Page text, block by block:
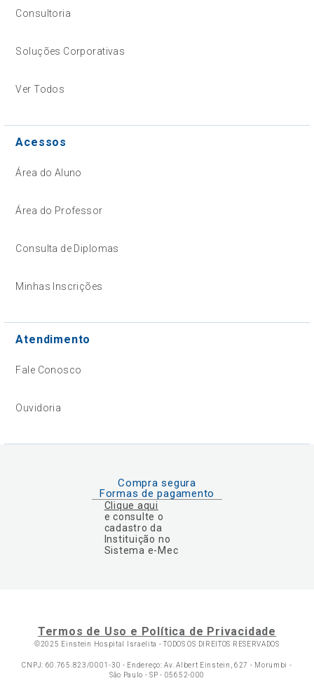
Consultoria
Soluções Corporativas
Ver Todos
Acessos
Área do Aluno
Área do Professor
Consulta de Diplomas
Minhas Inscrições
Atendimento
Fale Conosco
Ouvidoria
Compra segura
Formas de pagamento
Clique aqui
e consulte o
cadastro da
Instituição no
Sistema e-Mec
Termos de Uso e Política de Privacidade
©2025 Einstein Hospital Israelita -TODOS OS DIREITOS RESERVADOS
CNPJ: 60.765.823/0001-30 - Endereço: Av. Albert Einstein, 627 - Morumbi -
São Paulo - SP - 05652-000